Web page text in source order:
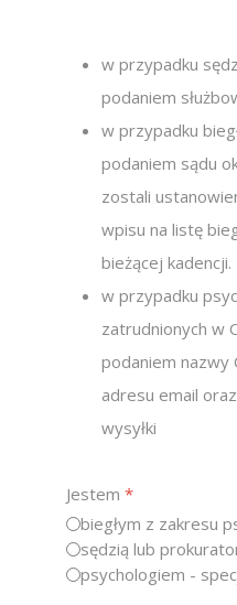
w przypadku
podaniem
w przypadku
podaniem sądu
zostali
wpisu na listę
bieżącej kadencji.
w przypadku
zatrudnionych w
podaniem nazwy
adresu email
wysyłki
Jestem *
biegłym z zakresu
sędzią lub
psychologiem -